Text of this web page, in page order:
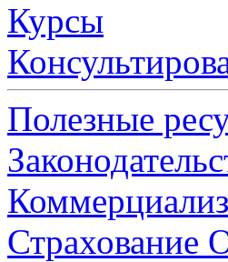
Курсы
Полезные
Страхование